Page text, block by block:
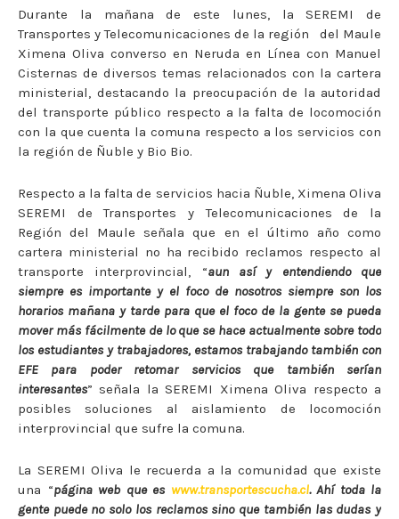
Durante la mañana de este lunes, la SEREMI de
Transportes y Telecomunicaciones de la región del Maule
Ximena Oliva converso en Neruda en Línea con Manuel
Cisternas de diversos temas relacionados con la cartera
ministerial, destacando la preocupación de la autoridad
del transporte público respecto a la falta de locomoción
con la que cuenta la comuna respecto a los servicios con
la región de Ñuble y Bio Bio.
Respecto a la falta de servicios hacia Ñuble, Ximena Oliva
SEREMI de Transportes y Telecomunicaciones de la
Región del Maule señala que en el último año como
cartera ministerial no ha recibido reclamos respecto al
transporte interprovincial, “aun así y entendiendo que
siempre es importante y el foco de nosotros siempre son los
horarios mañana y tarde para que el foco de la gente se pueda
mover más fácilmente de lo que se hace actualmente sobre todo
los estudiantes y trabajadores, estamos trabajando también con
EFE para poder retomar servicios que también serían
interesantes” señala la SEREMI Ximena Oliva respecto a
posibles soluciones al aislamiento de locomoción
interprovincial que sufre la comuna.
La SEREMI Oliva le recuerda a la comunidad que existe
una “página web que es www.transportescucha.cl. Ahí toda la
gente puede no solo los reclamos sino que también las dudas y